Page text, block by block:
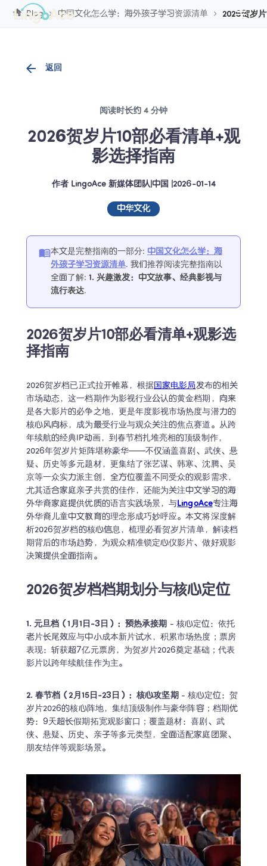
Blog 中国文化怎么学：海外孩子学习资源清单 2026贺岁
返回
阅读时长约 4 分钟
2026贺岁片10部必看清单+观
影选择指南
作者 LingoAce 新媒体团队| 中国 2026-01-14
中华文化
本文是完整指南的一部分: 中国文化怎么学：海
外孩子学习资源清单. 我们推荐阅读完整指南以
全面了解: 1. 兴趣激发：中文故事、经典影视与
流行表达.
2026贺岁片10部必看清单+观影选
择指南
2026贺岁档已正式拉开帷幕，根据国家电影局发布的相关
市场动态，这一档期作为影视行业公认的黄金档期，向来
是各大影片的必争之地，更是年度影视市场热度与潜力的
核心风向标，成为最受行业与观众关注的焦点赛道。从跨
年续航的经典IP动画，到春节档扎堆亮相的顶级制作，
2026年贺岁片矩阵堪称豪华——不仅涵盖喜剧、武侠、悬
疑、历史等多元题材，更集结了张艺谋、韩寒、沈腾、吴
京等一众实力派主创，全方位覆盖不同受众的观影需求，
尤其适合家庭亲子共赏的佳作，还能为关注中文学习的海
外华裔家庭提供优质的语言实践场景，与LingoAce专注海
外华裔儿童中文教育的理念形成巧妙呼应。本文将深度解
析2026贺岁档的核心信息，梳理必看贺岁片清单，解读档
期背后的市场趋势，为观众精准锁定心仪影片、做好观影
决策提供全面指南。
2026贺岁档档期划分与核心定位
1. 元旦档（1月1日-3日）：预热承接期 - 核心定位：依托
老片长尾效应与中小成本新片试水，积累市场热度；票房
表现：斩获超7亿元票房，为贺岁片2026奠定基础；代表
影片以跨年续航佳作为主。
2. 春节档（2月15日-23日）：核心攻坚期 - 核心定位：贺
岁片2026的核心阵地，集结顶级制作与豪华阵容；档期优
势：9天超长假期拓宽观影窗口；覆盖题材：喜剧、武
侠、悬疑、历史、亲子等多元类型，全面适配家庭团聚、
朋友结伴等观影场景。
Cookie管理